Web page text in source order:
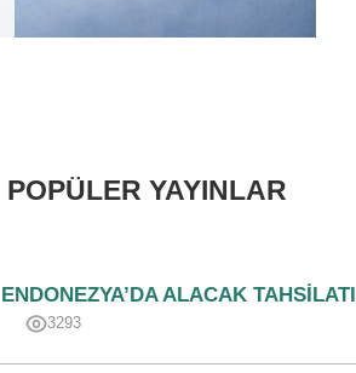
POPÜLER YAYINLAR
ENDONEZYA’DA ALACAK TAHSILATI
3293